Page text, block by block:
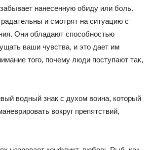
нанесенную обиду или боль.
и смотрят на ситуацию с
Они обладают способностью
ваши чувства, и это дает им
того, почему люди поступают так,
водный знак с духом воина, который
вокруг препятствий,